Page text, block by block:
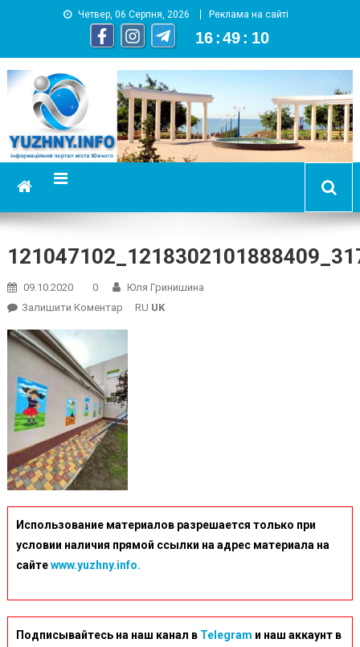
Четвер, 06 Серпня, 2026 Реклама на сайті
16 :49 : 10
YUZHNY.INFO
информационный портал города Южный
09.10.2020 0
Юля Гринишина
Залишити КоментарOn RU UK
Использование материалов разрешается только при
условии наличия прямой ссылки на адрес материала на
сайтеwww.yuzhny.info.
Подписывайтесь на наш канал в Telegram и наш аккаунт в